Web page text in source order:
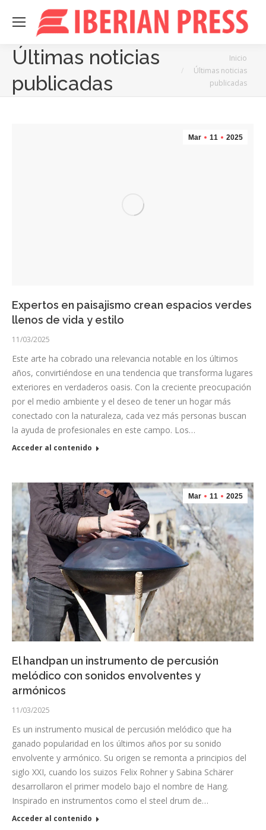
Últimas noticias
publicadas
Inicio
Últimas noticias
publicadas
Mar 11 2025
Expertos en paisajismo crean espacios verdes
llenos de vida y estilo
11/03/2025
Este arte ha cobrado una relevancia notable en los últimos
años, convirtiéndose en una tendencia que transforma lugares
exteriores en verdaderos oasis. Con la creciente preocupación
por el medio ambiente y el deseo de tener un hogar más
conectado con la naturaleza, cada vez más personas buscan
la ayuda de profesionales en este campo. Los…
Acceder al contenido
Mar 11 2025
El handpan un instrumento de percusión
melódico con sonidos envolventes y
armónicos
11/03/2025
Es un instrumento musical de percusión melódico que ha
ganado popularidad en los últimos años por su sonido
envolvente y armónico. Su origen se remonta a principios del
siglo XXI, cuando los suizos Felix Rohner y Sabina Schärer
desarrollaron el primer modelo bajo el nombre de Hang.
Inspirado en instrumentos como el steel drum de…
Acceder al contenido